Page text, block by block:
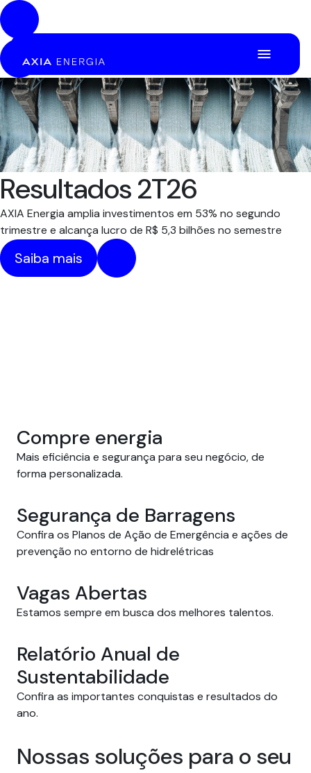
Pular para o Conteúdo principal
Resultados 2T26
AXIA Energia amplia investimentos em 53% no segundo
trimestre e alcança lucro de R$ 5,3 bilhões no semestre
Saiba mais
Compre energia
Mais eficiência e segurança para seu negócio, de
forma personalizada.
Segurança de Barragens
Confira os Planos de Ação de Emergência e ações de
prevenção no entorno de hidrelétricas
Vagas Abertas
Estamos sempre em busca dos melhores talentos.
Relatório Anual de
Sustentabilidade
Confira as importantes conquistas e resultados do
ano.
Nossas soluções para o seu